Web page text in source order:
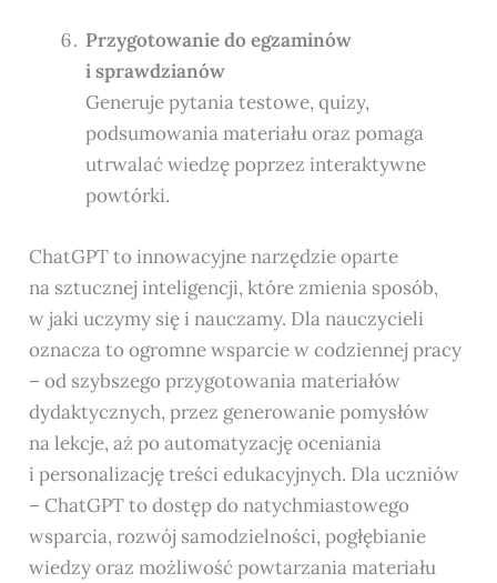
Przygotowanie do egzaminów
i sprawdzianów
Generuje pytania testowe, quizy,
podsumowania materiału oraz pomaga
utrwalać wiedzę poprzez interaktywne
powtórki.
ChatGPT to innowacyjne narzędzie oparte
na sztucznej inteligencji, które zmienia sposób,
w jaki uczymy się i nauczamy. Dla nauczycieli
oznacza to ogromne wsparcie w codziennej pracy
– od szybszego przygotowania materiałów
dydaktycznych, przez generowanie pomysłów
na lekcje, aż po automatyzację oceniania
i personalizację treści edukacyjnych. Dla uczniów
– ChatGPT to dostęp do natychmiastowego
wsparcia, rozwój samodzielności, pogłębianie
wiedzy oraz możliwość powtarzania materiału